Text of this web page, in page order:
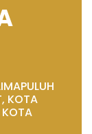
KOTA